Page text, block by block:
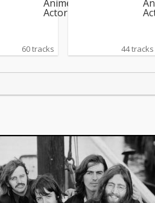
60 tracks 44 tracks